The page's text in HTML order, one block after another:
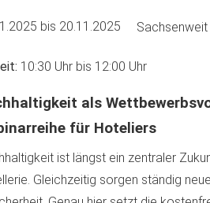
bis 20.11.2025 Sachsenweit
10:30 Uhr bis 12:00 Uhr
als
für Hoteliers
ist längst ein zentraler
Gleichzeitig sorgen ständig